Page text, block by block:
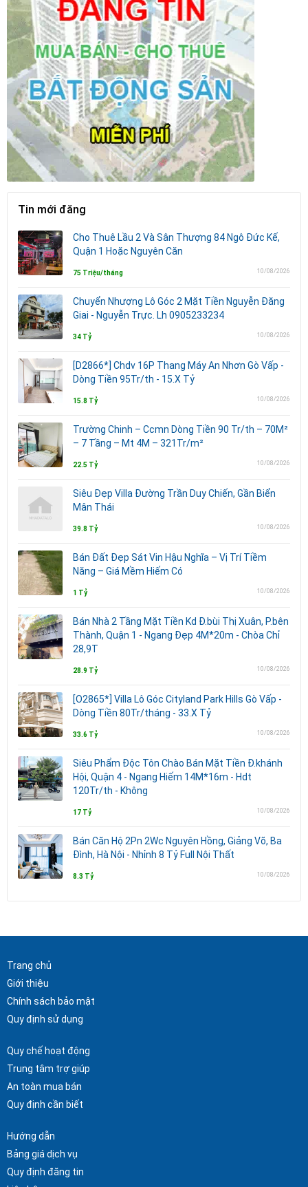
Tin mới đăng
Cho Thuê Lầu 2 Và Sân Thượng 84 Ngô Đức Kế,
Quận 1 Hoặc Nguyên Căn
75 Triệu/tháng 10/08/2026
Chuyển Nhượng Lô Góc 2 Mặt Tiền Nguyễn Đăng
Giai - Nguyễn Trực. Lh 0905233234
34 Tỷ 10/08/2026
[D2866*] Chdv 16P Thang Máy An Nhơn Gò Vấp -
Dòng Tiền 95Tr/th - 15.X Tỷ
15.8 Tỷ 10/08/2026
Trường Chinh – Ccmn Dòng Tiền 90 Tr/th – 70M²
– 7 Tầng – Mt 4M – 321Tr/m²
22.5 Tỷ 10/08/2026
Siêu Đẹp Villa Đường Trần Duy Chiến, Gần Biển
Mân Thái
39.8 Tỷ 10/08/2026
Bán Đất Đẹp Sát Vin Hậu Nghĩa – Vị Trí Tiềm
Năng – Giá Mềm Hiếm Có
1 Tỷ 10/08/2026
Bán Nhà 2 Tầng Mặt Tiền Kd Đ.bùi Thị Xuân, P.bên
Thành, Quận 1 - Ngang Đẹp 4M*20m - Chòa Chỉ
28,9T
28.9 Tỷ 10/08/2026
[O2865*] Villa Lô Góc Cityland Park Hills Gò Vấp -
Dòng Tiền 80Tr/tháng - 33.X Tỷ
33.6 Tỷ 10/08/2026
Siêu Phẩm Độc Tôn Chào Bán Mặt Tiền Đ.khánh
Hội, Quận 4 - Ngang Hiếm 14M*16m - Hdt
120Tr/th - Không
17 Tỷ 10/08/2026
Bán Căn Hộ 2Pn 2Wc Nguyên Hồng, Giảng Võ, Ba
Đình, Hà Nội - Nhỉnh 8 Tỷ Full Nội Thất
8.3 Tỷ 10/08/2026
Trang chủ
Giới thiệu
Chính sách bảo mật
Quy định sử dụng
Quy chế hoạt động
Trung tâm trợ giúp
An toàn mua bán
Quy định cần biết
Hướng dẫn
Bảng giá dịch vụ
Quy định đăng tin